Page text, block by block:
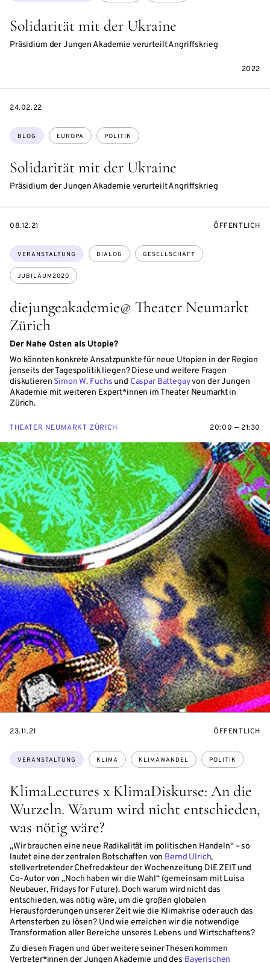
Solidarität mit der Ukraine
Präsidium der Jungen Akademie verurteilt Angriffskrieg
2022
Solidarität mit der Ukraine
Präsidium der Jungen Akademie verurteilt Angriffskrieg
Themen:
BLOG EUROPA POLITIK
DATE
24.02.22
diejungeakademie@ Theater Neumarkt
Zürich
Der Nahe Osten als Utopie?
Wo könnten konkrete Ansatzpunkte für neue Utopien in der Region
jenseits der Tagespolitik liegen? Diese und weitere Fragen
diskutieren Simon W. Fuchs und Caspar Battegayvon der Jungen
Akademie mit weiteren Expert*innen im Theater Neumarkt in
Zürich.
Themen:
VERANSTALTUNG DIALOG GESELLSCHAFT
JUBILÄUM2020
EVENTBEGINSON
08.12.21 ÖFFENTLICH
THEATER NEUMARKT ZÜRICH 20:00 — 21:30
KlimaLectures x KlimaDiskurse: An die
Wurzeln. Warum wird nicht entschieden,
was nötig wäre?
„Wir brauchen eine neue Radikalität im politischen Handeln“ – so
lautet eine der zentralen Botschaften von Bernd Ulrich,
stellvertretender Chefredakteur der Wochenzeitung DIE ZEIT und
Co-Autor von „Noch haben wir die Wahl“ (gemeinsam mit Luisa
Neubauer, Fridays for Future). Doch warum wird nicht das
entschieden, was nötig wäre, um die großen globalen
Herausforderungen unserer Zeit wie die Klimakrise oder auch das
Artensterben zu lösen? Und wie erreichen wir die notwendige
Transformation aller Bereiche unseres Lebens und Wirtschaftens?
Zu diesen Fragen und über weitere seiner Thesen kommen
Vertreter*innen der Jungen Akademie und des Bayerischen
Themen:
VERANSTALTUNG KLIMA KLIMAWANDEL POLITIK
EVENTBEGINSON
23.11.21 ÖFFENTLICH